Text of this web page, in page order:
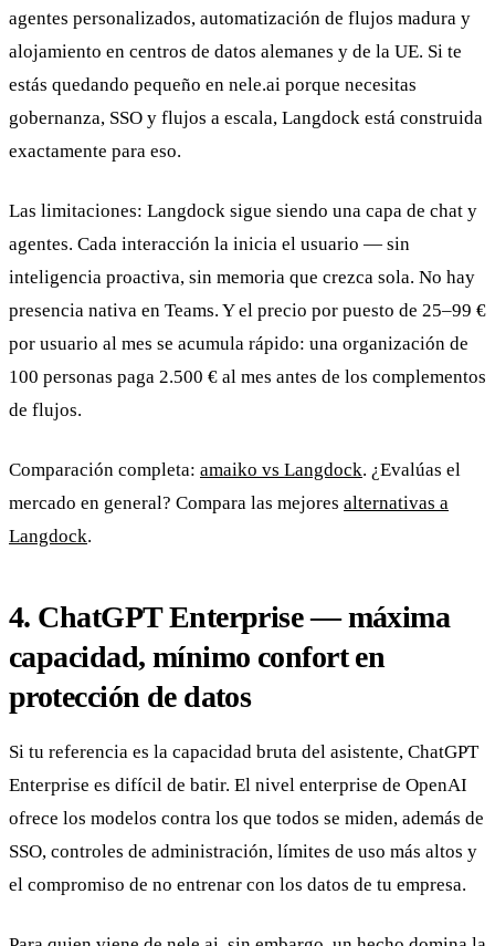
agentes personalizados, automatización de flujos madura y
alojamiento en centros de datos alemanes y de la UE. Si te
estás quedando pequeño en nele.ai porque necesitas
gobernanza, SSO y flujos a escala, Langdock está construida
exactamente para eso.
Las limitaciones: Langdock sigue siendo una capa de chat y
agentes. Cada interacción la inicia el usuario — sin
inteligencia proactiva, sin memoria que crezca sola. No hay
presencia nativa en Teams. Y el precio por puesto de 25–99 €
por usuario al mes se acumula rápido: una organización de
100 personas paga 2.500 € al mes antes de los complementos
de flujos.
Comparación completa: amaiko vs Langdock. ¿Evalúas el
mercado en general? Compara las mejores alternativas a
Langdock.
4. ChatGPT Enterprise — máxima
capacidad, mínimo confort en
protección de datos
Si tu referencia es la capacidad bruta del asistente, ChatGPT
Enterprise es difícil de batir. El nivel enterprise de OpenAI
ofrece los modelos contra los que todos se miden, además de
SSO, controles de administración, límites de uso más altos y
el compromiso de no entrenar con los datos de tu empresa.